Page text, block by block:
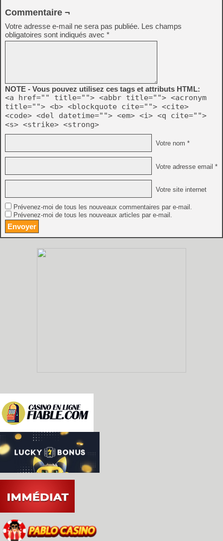
Commentaire ¬
Votre adresse e-mail ne sera pas publiée. Les champs
obligatoires sont indiqués avec *
NOTE - Vous pouvez utilisez ces tags et attributs HTML:
<a href="" title=""> <abbr title=""> <acronym
title=""> <b> <blockquote cite=""> <cite>
<code> <del datetime=""> <em> <i> <q cite="">
<s> <strike> <strong>
Votre nom *
Votre adresse email *
Votre site internet
Prévenez-moi de tous les nouveaux commentaires par e-mail.
Prévenez-moi de tous les nouveaux articles par e-mail.